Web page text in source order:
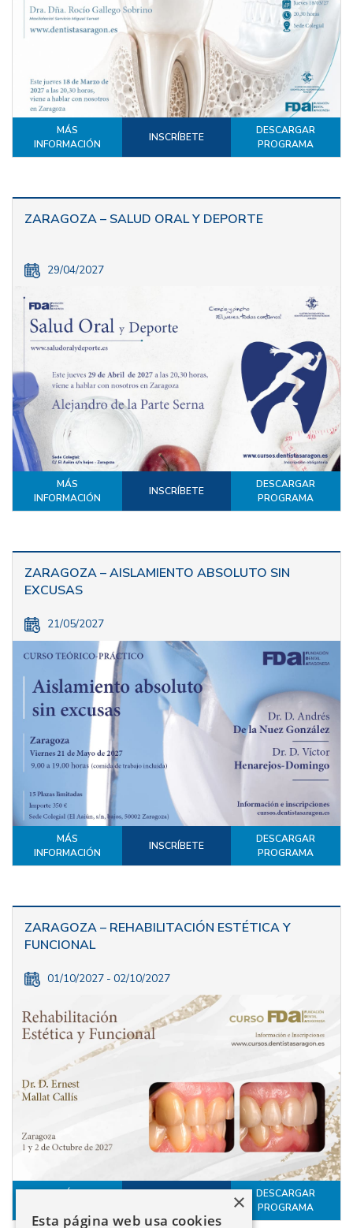
MÁS
INFORMACIÓN
INSCRÍBETE
DESCARGAR
PROGRAMA
ZARAGOZA – SALUD ORAL Y DEPORTE
29/04/2027
MÁS
INFORMACIÓN
INSCRÍBETE
DESCARGAR
PROGRAMA
ZARAGOZA – AISLAMIENTO ABSOLUTO SIN
EXCUSAS
21/05/2027
MÁS
INFORMACIÓN
INSCRÍBETE
DESCARGAR
PROGRAMA
ZARAGOZA – REHABILITACIÓN ESTÉTICA Y
FUNCIONAL
01/10/2027 - 02/10/2027
MÁS
DESCARGAR
PROGRAMA
Esta página web usa cookies
×